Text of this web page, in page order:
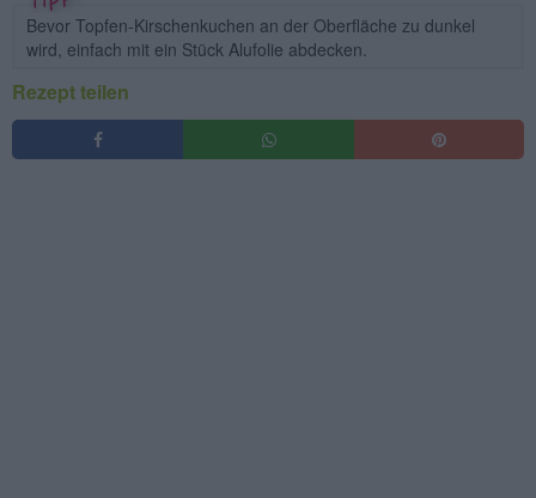
Bevor Topfen-Kirschenkuchen an der Oberfläche zu dunkel
wird, einfach mit ein Stück Alufolie abdecken.
Rezept teilen